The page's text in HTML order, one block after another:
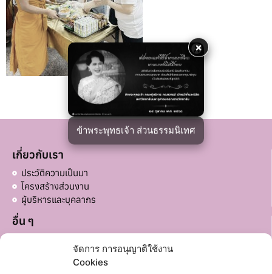
จัดการ การอนุญาติใช้งาน
Cookies
×
ข้าพระพุทธเจ้า ส่วนธรรมนิเทศ
เกี่ยวกับเรา
ประวัติความเป็นมา
โครงสร้างส่วนงาน
ผู้บริหารและบุคลากร
อื่น ๆ
ลิงก์ที่เกี่ยวข้อง